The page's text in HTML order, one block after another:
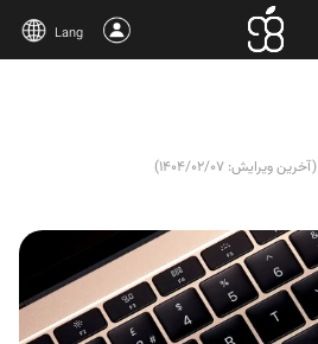
Lang
(آخرین ویرایش: 1404/02/07)